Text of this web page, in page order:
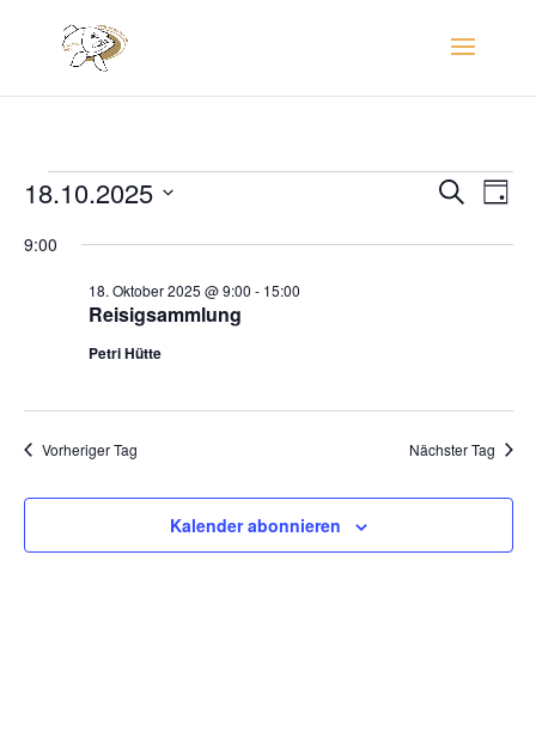
Veranstaltungen
18.
Oktober
2025
und
SucheTag
18.10.2025
wählen.
9:00
Reisigsammlung
18. Oktober 2025 @ 9:00 - 15:00
Petri Hütte
Vorheriger Tag Nächster Tag
Kalender abonnieren